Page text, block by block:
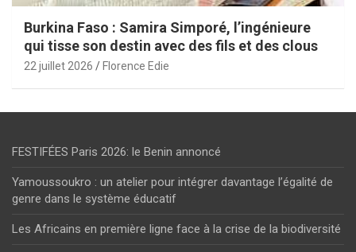
Burkina Faso : Samira Simporé, l’ingénieure
qui tisse son destin avec des fils et des clous
22 juillet 2026 Florence Edie
FESTIFÉES Paris 2026: le Benin annoncé
Yamoussoukro : un atelier pour intégrer davantage l’égalité de
genre dans le système éducatif
Les Africains en première ligne face à la crise de la biodiversité